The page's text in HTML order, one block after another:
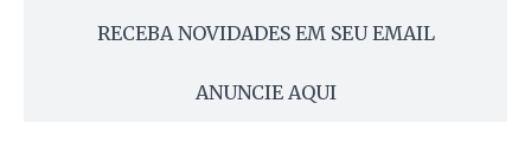
RECEBA NOVIDADES EM SEU EMAIL
ANUNCIE AQUI